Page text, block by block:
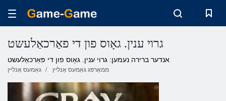
גרוי ענין. גאָוס פון די פאַרכאַלעשט
אנדער ברירה נעמען: גרוי ענין. גאָוס פון די פאַרכאַלעשט
גאַמעס אָנליין ממאָרפּג גאַמעס אָנליין